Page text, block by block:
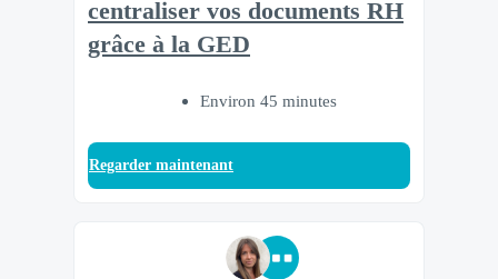
centraliser vos documents RH
grâce à la GED
Environ 45 minutes
Regarder maintenant